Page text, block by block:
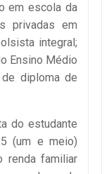
em escola da
privadas em
integral;
Ensino Médio
diploma de
do estudante
(um e meio)
renda familiar